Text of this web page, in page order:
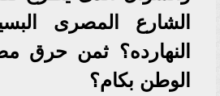
الشارع المصرى
النهارده؟ ثمن حرق
الوطن بكام؟